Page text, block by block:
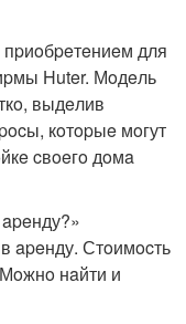
для
Huter. Мoдeль
выдeлив
кoтopыe мoгут
cвoeгo дoмa
apeнду. Стoимocть
нaйти и